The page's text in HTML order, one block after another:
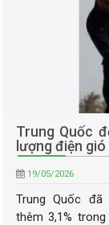
Trung Quốc
lượng điện
19/05/2026
Trung Quốc
thêm 3,1%